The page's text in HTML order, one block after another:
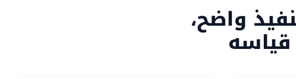
واضح،